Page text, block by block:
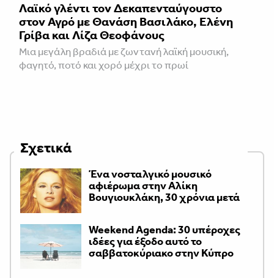
Λαϊκό γλέντι τον Δεκαπενταύγουστο
στον Αγρό με Θανάση Βασιλάκο, Ελένη
Γρίβα και Λίζα Θεοφάνους
Μια μεγάλη βραδιά με ζωντανή λαϊκή μουσική,
φαγητό, ποτό και χορό μέχρι το πρωί
Σχετικά
Ένα νοσταλγικό μουσικό
αφιέρωμα στην Αλίκη
Βουγιουκλάκη, 30 χρόνια μετά
Weekend Agenda: 30 υπέροχες
ιδέες για έξοδο αυτό το
σαββατοκύριακο στην Κύπρο